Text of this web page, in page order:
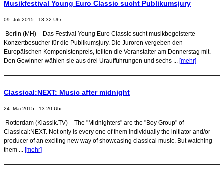
Musikfestival Young Euro Classic sucht Publikumsjury
09. Juli 2015 - 13:32 Uhr
Berlin (MH) – Das Festival Young Euro Classic sucht musikbegeisterte
Konzertbesucher für die Publikumsjury. Die Juroren vergeben den
Europäischen Komponistenpreis, teilten die Veranstalter am Donnerstag mit.
Den Gewinner wählen sie aus drei Uraufführungen und sechs ... [mehr]
Classical:NEXT: Music after midnight
24. Mai 2015 - 13:20 Uhr
Rotterdam (Klassik.TV) – The "Midnighters" are the "Boy Group" of
Classical:NEXT. Not only is every one of them individually the initiator and/or
producer of an exciting new way of showcasing classical music. But watching
them ... [mehr]